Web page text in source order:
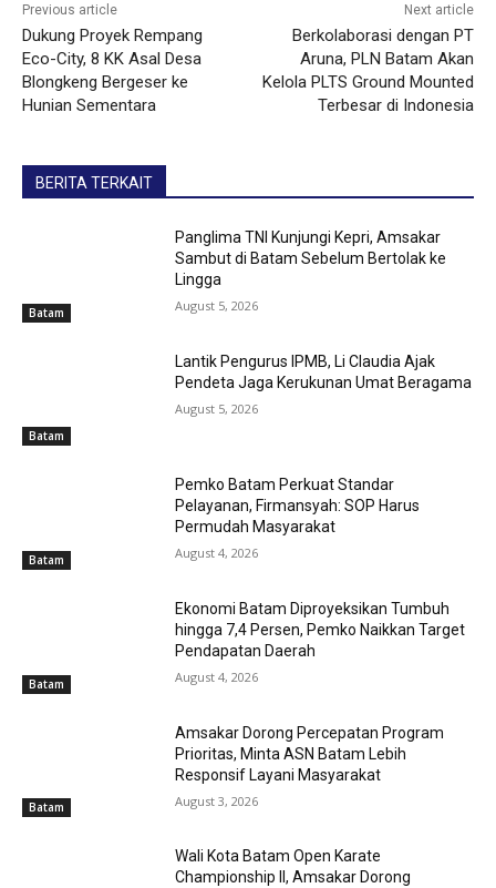
Previous article
Dukung Proyek Rempang
Eco-City, 8 KK Asal Desa
Blongkeng Bergeser ke
Hunian Sementara
Next article
Berkolaborasi dengan PT
Aruna, PLN Batam Akan
Kelola PLTS Ground Mounted
Terbesar di Indonesia
BERITA TERKAIT
Batam
Panglima TNI Kunjungi Kepri, Amsakar
Sambut di Batam Sebelum Bertolak ke
Lingga
August 5, 2026
Batam
Lantik Pengurus IPMB, Li Claudia Ajak
Pendeta Jaga Kerukunan Umat Beragama
August 5, 2026
Batam
Pemko Batam Perkuat Standar
Pelayanan, Firmansyah: SOP Harus
Permudah Masyarakat
August 4, 2026
Batam
Ekonomi Batam Diproyeksikan Tumbuh
hingga 7,4 Persen, Pemko Naikkan Target
Pendapatan Daerah
August 4, 2026
Batam
Amsakar Dorong Percepatan Program
Prioritas, Minta ASN Batam Lebih
Responsif Layani Masyarakat
August 3, 2026
Wali Kota Batam Open Karate
Championship II, Amsakar Dorong